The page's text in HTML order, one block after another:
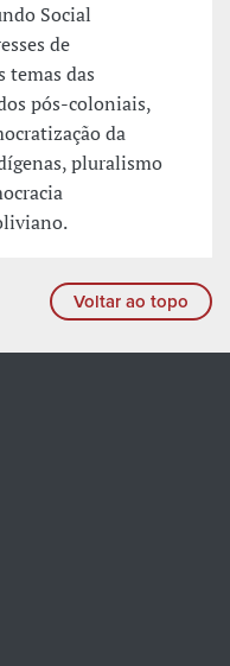
Social
de
temas das
pós-coloniais,
da
pluralismo
Voltar ao topo